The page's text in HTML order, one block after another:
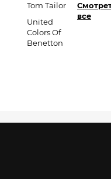
Tom Tailor
United
Colors Of
Benetton
все